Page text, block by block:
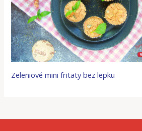
Zeleniové mini fritaty bez lepku